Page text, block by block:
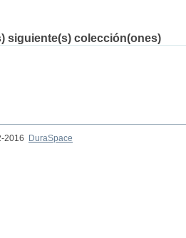
siguiente(s) colección(ones)
2016
DuraSpace